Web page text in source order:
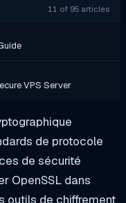
11 of 95 articles
VPS Server
de protocole
de sécurité
OpenSSL dans
outils de chiffrement